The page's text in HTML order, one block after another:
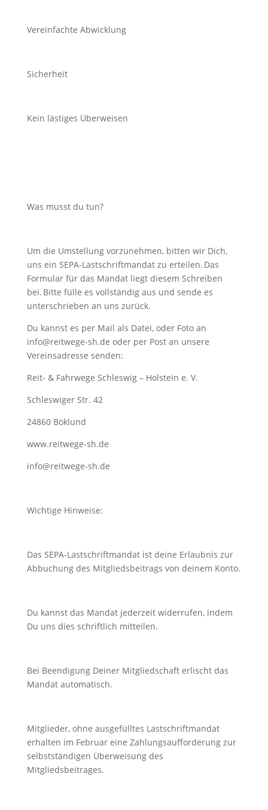
Vereinfachte Abwicklung
Sicherheit
Kein lästiges Überweisen
Was musst du tun?
Um die Umstellung vorzunehmen, bitten wir Dich,
uns ein SEPA-Lastschriftmandat zu erteilen. Das
Formular für das Mandat liegt diesem Schreiben
bei. Bitte fülle es vollständig aus und sende es
unterschrieben an uns zurück.
Du kannst es per Mail als Datei, oder Foto an
info@reitwege-sh.de oder per Post an unsere
Vereinsadresse senden:
Reit- & Fahrwege Schleswig – Holstein e. V.
Schleswiger Str. 42
24860 Böklund
www.reitwege-sh.de
info@reitwege-sh.de
Wichtige Hinweise:
Das SEPA-Lastschriftmandat ist deine Erlaubnis zur
Abbuchung des Mitgliedsbeitrags von deinem Konto.
Du kannst das Mandat jederzeit widerrufen, indem
Du uns dies schriftlich mitteilen.
Bei Beendigung Deiner Mitgliedschaft erlischt das
Mandat automatisch.
Mitglieder, ohne ausgefülltes Lastschriftmandat
erhalten im Februar eine Zahlungsaufforderung zur
selbstständigen Überweisung des
Mitgliedsbeitrages.